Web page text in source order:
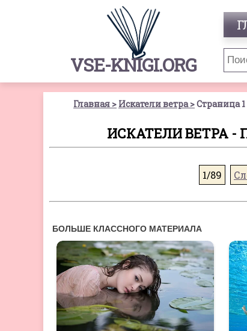
VSE-KNIGI.ORG
Главная Искатели ветра Страница 1
ИСКАТЕЛИ ВЕТРА -
1/89